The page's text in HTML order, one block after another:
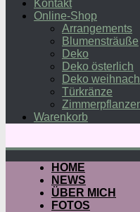
Kontakt
Online-Shop
Arrangements
Blumensträuße
Deko
Deko österlich
Deko
Türkränze
Warenkorb
HOME
NEWS
ÜBER MICH
FOTOS